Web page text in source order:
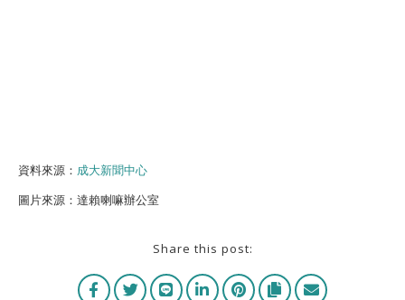
資料來源： 成大新聞中心
圖片來源：達賴喇嘛辦公室
Share this post: